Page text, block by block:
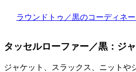
ラウンドトゥ／黒のコーディネー
タッセルローファー／黒：ジ
ジャケット、スラックス、ニットや